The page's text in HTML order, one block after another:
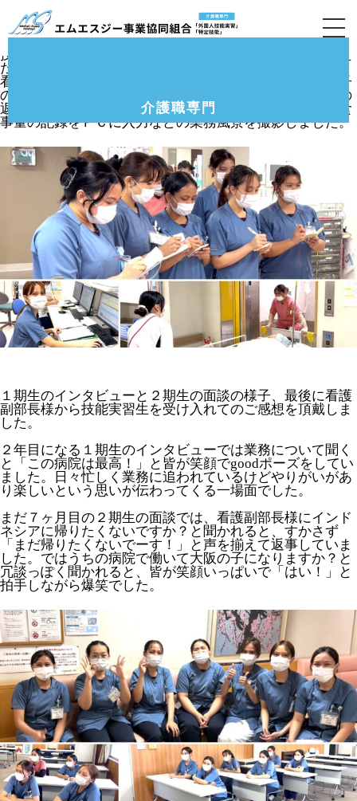
介護職専門
6月定期訪問(東大阪市K病院)の様子です。＜１期
生面談＞
技能実習１期生と２期生の皆さんに動画撮影にご協力いた
だきました。
看護師からの申し送り、ベットから車椅子の移乗、車椅子
の移動介助、鑷子など器具の洗浄、輸液や薬剤の薬局への
返却、食前のうがいセット配り、喀痰吸引機器の準備、食
事量の記録をＰＣに入力などの業務風景を撮影しました。
１期生のインタビューと２期生の面談の様子、最後に看護
副部長様から技能実習生を受け入れてのご感想を頂戴しま
した。
２年目になる１期生のインタビューでは業務について聞く
と「この病院は最高！」と皆が笑顔でgoodポーズをしてい
ました。日々忙しく業務に追われているけどやりがいがあ
り楽しいという思いが伝わってくる一場面でした。
まだ７ヶ月目の２期生の面談では、看護副部長様にインド
ネシアに帰りたくないですか？と聞かれると、すかさず
「まだ帰りたくないでーす！」と声を揃えて返事していま
した。ではうちの病院で働いて大阪の子になりますか？と
冗談っぽく聞かれると、皆が笑顔いっぱいで「はい！」と
拍手しながら爆笑でした。